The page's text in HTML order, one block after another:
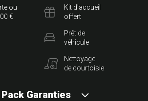
ou
€
Kit d'accueil
offert
Prêt de
véhicule
Nettoyage
de courtoisie
Pack Garanties